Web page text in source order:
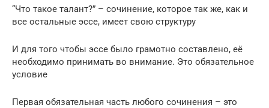
“Что такое талант?” – сочинение, которое так же, как и
все остальные эссе, имеет свою структуру
И для того чтобы эссе было грамотно составлено, её
необходимо принимать во внимание. Это обязательное
условие
Первая обязательная часть любого сочинения – это